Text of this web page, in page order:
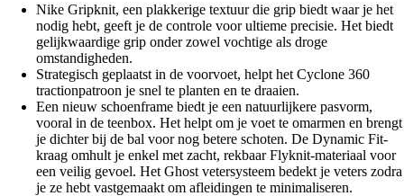
Nike Gripknit, een plakkerige textuur die grip biedt waar je het
nodig hebt, geeft je de controle voor ultieme precisie. Het biedt
gelijkwaardige grip onder zowel vochtige als droge
omstandigheden.
Strategisch geplaatst in de voorvoet, helpt het Cyclone 360
tractionpatroon je snel te planten en te draaien.
Een nieuw schoenframe biedt je een natuurlijkere pasvorm,
vooral in de teenbox. Het helpt om je voet te omarmen en brengt
je dichter bij de bal voor nog betere schoten. De Dynamic Fit-
kraag omhult je enkel met zacht, rekbaar Flyknit-materiaal voor
een veilig gevoel. Het Ghost vetersysteem bedekt je veters zodra
je ze hebt vastgemaakt om afleidingen te minimaliseren.